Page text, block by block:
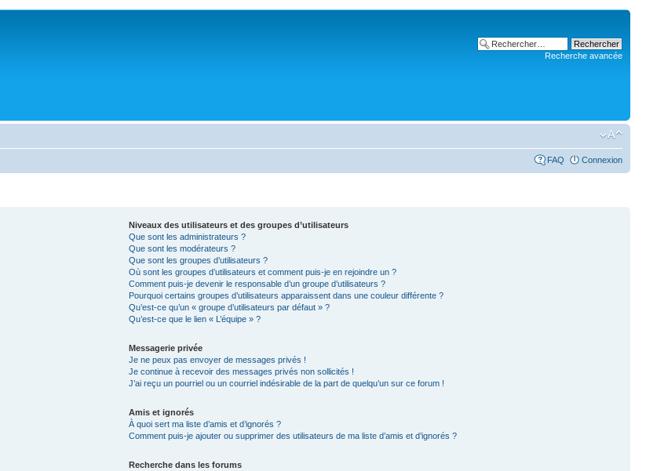
Recherche avancée
FAQ Connexion
Niveaux des utilisateurs et des groupes d’utilisateurs
Que sont les administrateurs ?
Que sont les modérateurs ?
Que sont les groupes d’utilisateurs ?
Où sont les groupes d’utilisateurs et comment puis-je en rejoindre un ?
Comment puis-je devenir le responsable d’un groupe d’utilisateurs ?
Pourquoi certains groupes d’utilisateurs apparaissent dans une couleur différente ?
Qu’est-ce qu’un « groupe d’utilisateurs par défaut » ?
Qu’est-ce que le lien « L’équipe » ?
Messagerie privée
Je ne peux pas envoyer de messages privés !
Je continue à recevoir des messages privés non sollicités !
J’ai reçu un pourriel ou un courriel indésirable de la part de quelqu’un sur ce forum !
Amis et ignorés
À quoi sert ma liste d’amis et d’ignorés ?
Comment puis-je ajouter ou supprimer des utilisateurs de ma liste d’amis et d’ignorés ?
Recherche dans les forums